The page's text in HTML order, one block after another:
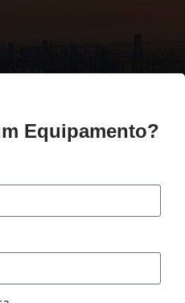
Equipamento?